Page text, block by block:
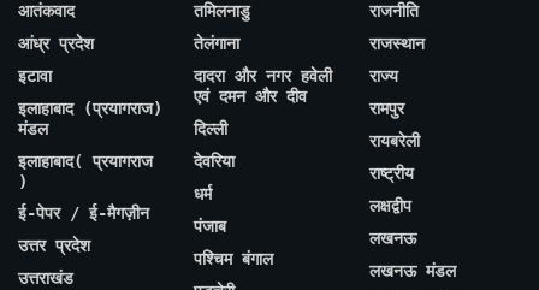
आतंकवाद
आंध्र प्रदेश
इटावा
इलाहाबाद (प्रयागराज)
मंडल
इलाहाबाद( प्रयागराज
)
ई-पेपर / ई-मैगज़ीन
उत्तर प्रदेश
उत्तराखंड
तमिलनाडु
तेलंगाना
दादरा और नगर हवेली
एवं दमन और दीव
दिल्ली
देवरिया
धर्म
पंजाब
पश्चिम बंगाल
राजनीति
राजस्थान
राज्य
रामपुर
रायबरेली
राष्ट्रीय
लक्षद्वीप
लखनऊ
लखनऊ मंडल